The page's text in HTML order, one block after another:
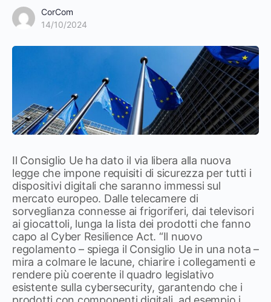
CorCom
14/10/2024
Il Consiglio Ue ha dato il via libera alla nuova
legge che impone requisiti di sicurezza per tutti i
dispositivi digitali che saranno immessi sul
mercato europeo. Dalle telecamere di
sorveglianza connesse ai frigoriferi, dai televisori
ai giocattoli, lunga la lista dei prodotti che fanno
capo al Cyber Resilience Act. “Il nuovo
regolamento – spiega il Consiglio Ue in una nota –
mira a colmare le lacune, chiarire i collegamenti e
rendere più coerente il quadro legislativo
esistente sulla cybersecurity, garantendo che i